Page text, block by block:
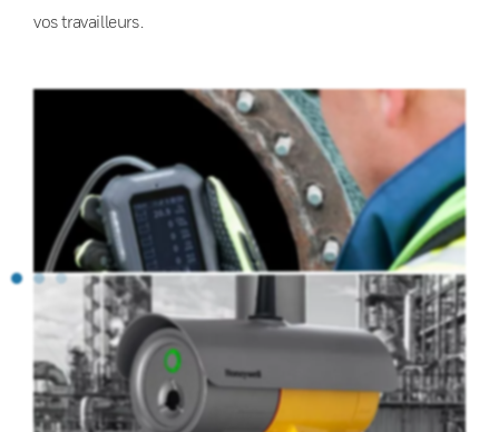
vos travailleurs.